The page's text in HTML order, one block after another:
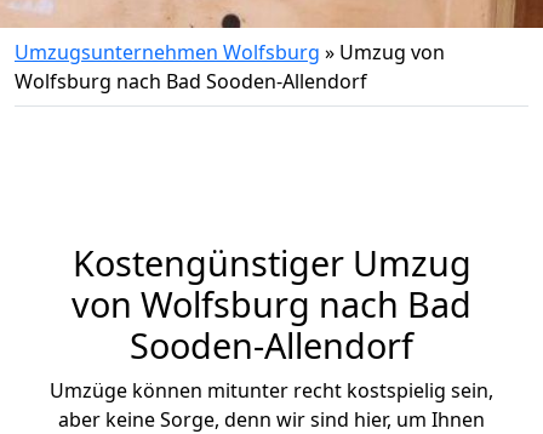
Umzugsunternehmen Wolfsburg » Umzug von
Wolfsburg nach Bad Sooden-Allendorf
Kostengünstiger Umzug
von Wolfsburg nach Bad
Sooden-Allendorf
Umzüge können mitunter recht kostspielig sein,
aber keine Sorge, denn wir sind hier, um Ihnen